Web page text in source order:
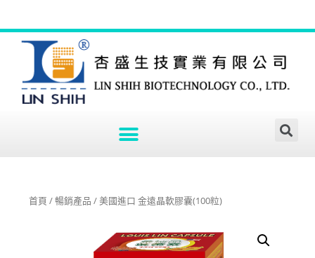
首頁 /暢銷產品 / 美國進口 金遠晶軟膠囊(100粒)